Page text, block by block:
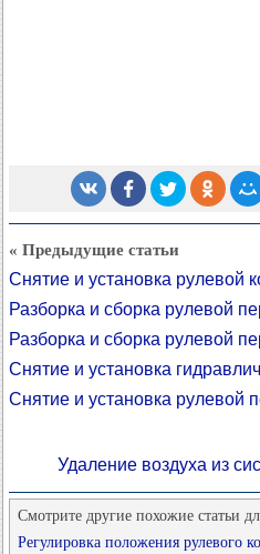
« Предыдущие статьи
Снятие и установка рулевой
Разборка и сборка рулевой
Разборка и сборка рулевой
Снятие и установка
Снятие и установка рулевой
Удаление воздуха из
Смотрите другие похожие статьи
Регулировка положения рулевого